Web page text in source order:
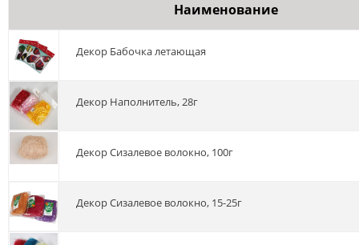
Наименование
Декор Бабочка летающая
Декор Наполнитель, 28г
Декор Сизалевое волокно, 100г
Декор Сизалевое волокно, 15-25г